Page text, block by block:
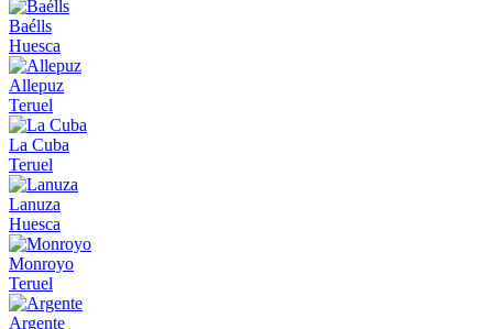
Baélls
Huesca
Allepuz
Teruel
La Cuba
Teruel
Lanuza
Huesca
Monroyo
Teruel
Argente